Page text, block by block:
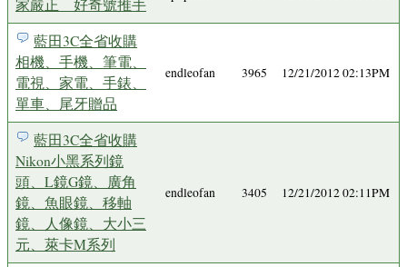
家嚴正 好奇號推手
藍田3C全省收購
相機、手機、筆電、
電視、家電、手錶、
單車、尾牙贈品
endleofan 3965 12/21/2012 02:13PM
藍田3C全省收購
Nikon小黑系列鏡
頭、L鏡G鏡、廣角
鏡、魚眼鏡、移軸
鏡、人像鏡、大小三
元、萊卡M系列
endleofan 3405 12/21/2012 02:11PM